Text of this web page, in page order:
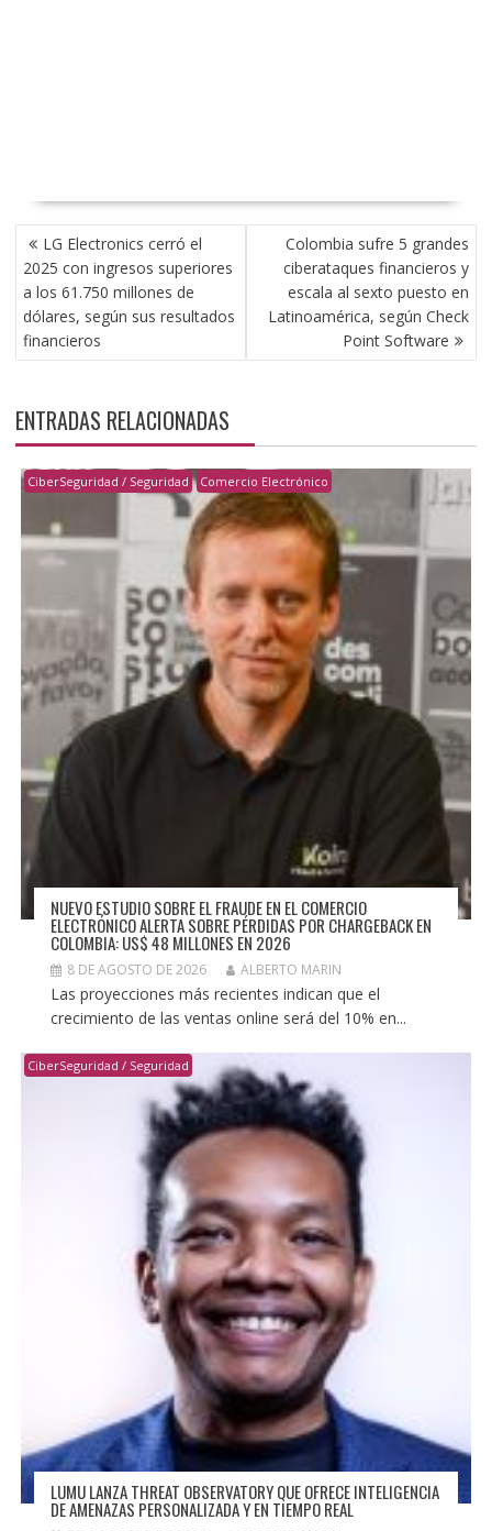
NAVEGACIÓN
DE
ENTRADAS
LG Electronics cerró el
2025 con ingresos superiores
a los 61.750 millones de
dólares, según sus resultados
financieros
Colombia sufre 5 grandes
ciberataques financieros y
escala al sexto puesto en
Latinoamérica, según Check
Point Software
ENTRADAS RELACIONADAS
CiberSeguridad / Seguridad Comercio Electrónico
NUEVO ESTUDIO SOBRE EL FRAUDE EN EL COMERCIO
ELECTRÓNICO ALERTA SOBRE PÉRDIDAS POR CHARGEBACK EN
COLOMBIA: US$ 48 MILLONES EN 2026
8 DE AGOSTO DE 2026 ALBERTO MARIN
Las proyecciones más recientes indican que el
crecimiento de las ventas online será del 10% en...
CiberSeguridad / Seguridad
LUMU LANZA THREAT OBSERVATORY QUE OFRECE INTELIGENCIA
DE AMENAZAS PERSONALIZADA Y EN TIEMPO REAL